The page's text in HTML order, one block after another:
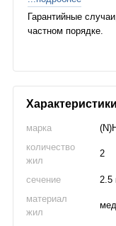
Гарантийные
частном порядке.
Характеристики
марка
количество
жил
2
сечение 2.5
материал
жил